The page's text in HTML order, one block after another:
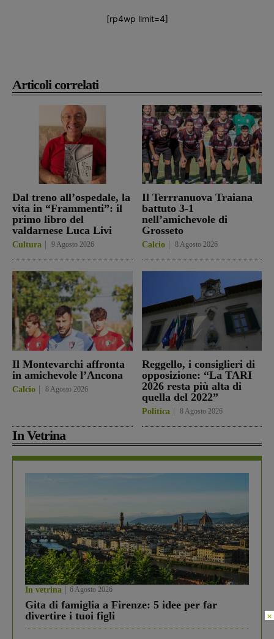
Articoli correlati
Dal treno all’ospedale, la
vita in “Frammenti”: il
primo libro del
valdarnese Luca Livi
Cultura 9 Agosto 2026
Il Terrranuova Traiana
battuto 3-1
nell’amichevole di
Grosseto
Calcio 8 Agosto 2026
Il Montevarchi affronta
in amichevole l’Ancona
Calcio 8 Agosto 2026
Reggello, i consiglieri di
opposizione: “La TARI
2026 resta più alta di
quella del 2022”
Politica 8 Agosto 2026
In Vetrina
In vetrina 6 Agosto 2026
Gita di famiglia a Firenze: 5 idee per far
divertire i tuoi figli
[rp4wp limit=4]
×